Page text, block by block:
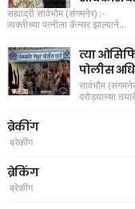
सह्याद्री सार्वभौम (संगमनेर)
व्यक्तीच्या पत्नीला कॅन्सर झाल्याने...
त्या
पोलीस
सार्वभौम
दरोड्याच्या
ब्रेकींग
ब्रेकींग
ब्रेकिंग
ब्रेकींग